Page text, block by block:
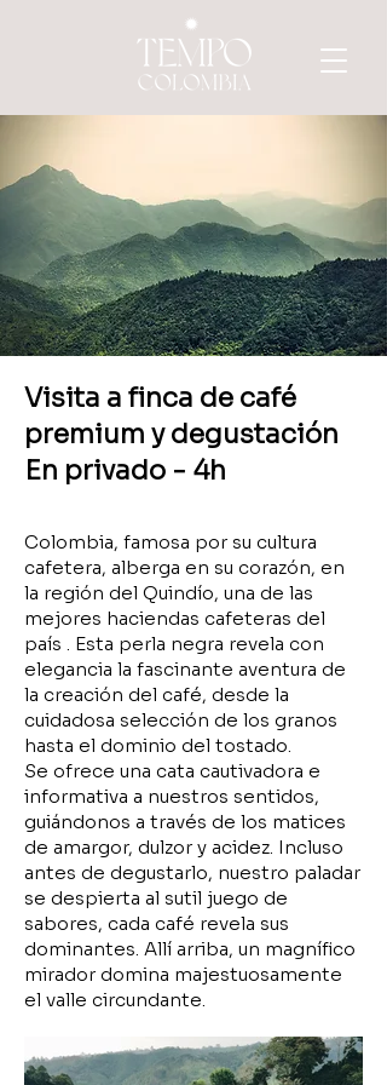
Visita a finca de café
premium y degustación
En privado - 4h
Colombia, famosa por su cultura
cafetera, alberga en su corazón, en
la región del Quindío, una de las
mejores haciendas cafeteras del
país . Esta perla negra revela con
elegancia la fascinante aventura de
la creación del café, desde la
cuidadosa selección de los granos
hasta el dominio del tostado.
Se ofrece una cata cautivadora e
informativa a nuestros sentidos,
guiándonos a través de los matices
de amargor, dulzor y acidez. Incluso
antes de degustarlo, nuestro paladar
se despierta al sutil juego de
sabores, cada café revela sus
dominantes. Allí arriba, un magnífico
mirador domina majestuosamente
el valle circundante.